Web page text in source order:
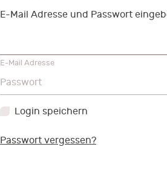
E-Mail Adresse und Passwort
E-Mail Adresse
Passwort
Passwort
Login speichern
Passwort vergessen?